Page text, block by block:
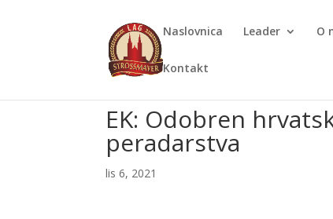
Naslovnica Leader O
Kontakt
EK: Odobren
peradarstva
lis 6, 2021